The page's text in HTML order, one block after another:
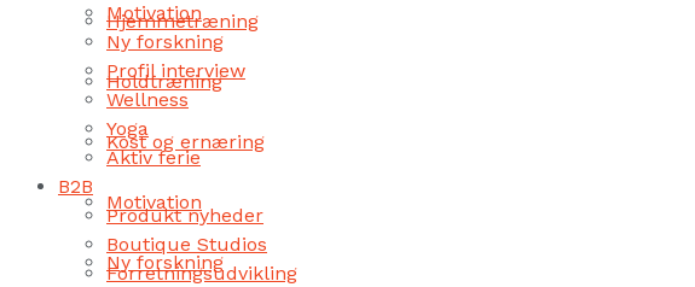
Hjemmetræning
Holdtræning
Kost og ernæring
Motivation
Ny forskning
Motivation
Ny forskning
Profil interview
Wellness
Yoga
Aktiv ferie
B2B
Produkt nyheder
Boutique Studios
Forretningsudvikling